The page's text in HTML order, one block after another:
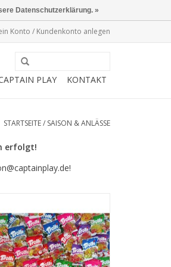
Konto / Kundenkonto anlegen
PLAY KONTAKT
STARTSEITE/ SAISON & ANLÄSSE
erfolgt!
!
Wurfmaterial Mini Beuteln
WARENKORB HINZUFÜGEN
Datenschutzerklärung. »